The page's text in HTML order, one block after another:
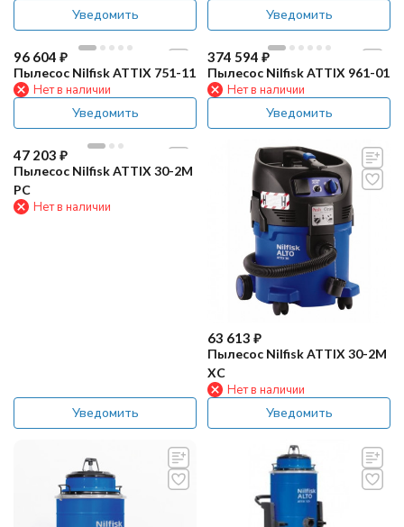
Уведомить Уведомить
96 604 ₽
Пылесос Nilfisk ATTIX 751-11
Нет в наличии
Уведомить
374 594 ₽
Пылесос Nilfisk ATTIX 961-01
Нет в наличии
Уведомить
47 203 ₽
Пылесос Nilfisk ATTIX 30-2M
PC
Нет в наличии
Уведомить
63 613 ₽
Пылесос Nilfisk ATTIX 30-2M
XC
Нет в наличии
Уведомить